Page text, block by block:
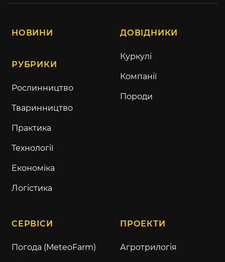
НОВИНИ
РУБРИКИ
Рослинництво
Тваринництво
Практика
Технології
Економіка
Логістика
ДОВІДНИКИ
Куркулі
Компанії
Породи
СЕРВІСИ
Погода (MeteoFarm)
ПРОЕКТИ
Агротрилогія